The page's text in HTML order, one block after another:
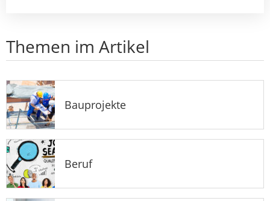
Themen im Artikel
Bauprojekte
Beruf